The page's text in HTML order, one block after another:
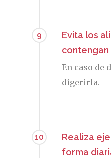
9
Evita los
En caso de
digerirla.
10
Realiza
forma